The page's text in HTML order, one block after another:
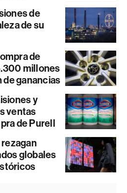
de
de su
de
millones
de ganancias
y
ventas
de Purell
globales